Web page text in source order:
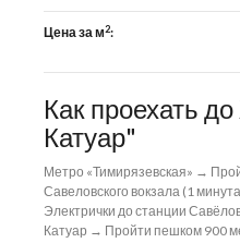
Цена за м2:
Как проехать
Катуар"
Метро «Тимирязевская» →
Савеловского вокзала (1
Электрички до станции
Катуар → Пройти пешком 900